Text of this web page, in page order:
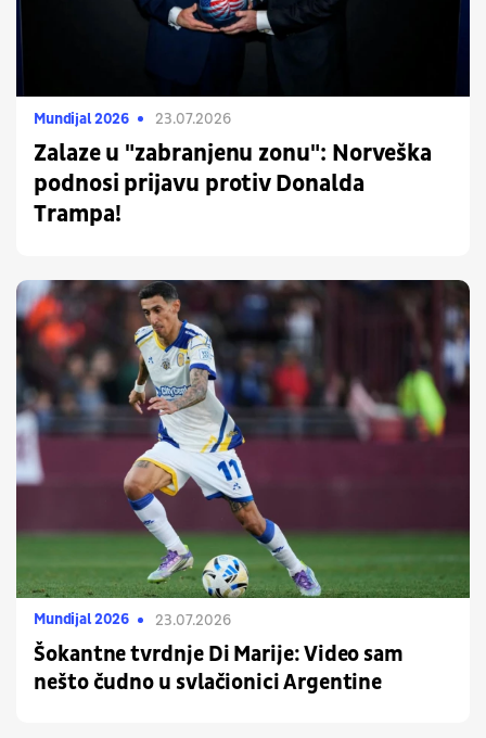
Mundijal 2026 23.07.2026
Zalaze u "zabranjenu zonu": Norveška
podnosi prijavu protiv Donalda
Trampa!
Mundijal 2026 23.07.2026
Šokantne tvrdnje Di Marije: Video sam
nešto čudno u svlačionici Argentine